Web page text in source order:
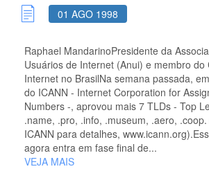
01 AGO 1998
Raphael MandarinoPresidente da
Usuários de Internet (Anui) e membro do
Internet no BrasilNa semana passada,
do ICANN - Internet Corporation for
Numbers -, aprovou mais 7 TLDs - Top
.name, .pro, .info, .museum, .aero,
ICANN para detalhes,
agora entra em fase final de...
VEJA MAIS